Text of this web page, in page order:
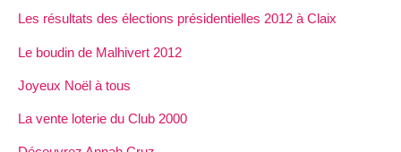
Les résultats des élections présidentielles 2012 à Claix
Le boudin de Malhivert 2012
Joyeux Noël à tous
La vente loterie du Club 2000